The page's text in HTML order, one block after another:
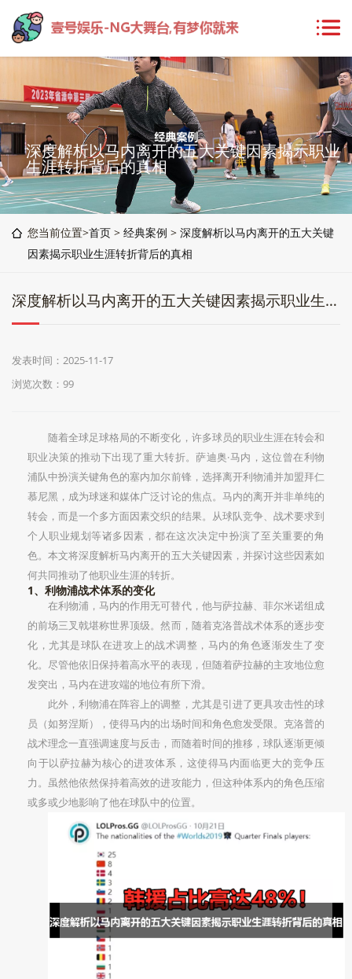
深度解析以马内离开的五大关键因素揭示职业
生涯转折背后的真相
您当前位置>首页 > 经典案例 > 深度解析以马内离开的五大关键
因素揭示职业生涯转折背后的真相
深度解析以马内离开的五大关键因素揭示职业生涯转折背后的真相
发表时间：2025-11-17
浏览次数：99
随着全球足球格局的不断变化，许多球员的职业生涯在转会和
职业决策的推动下出现了重大转折。萨迪奥·马内，这位曾在利物
浦队中扮演关键角色的塞内加尔前锋，选择离开利物浦并加盟拜仁
慕尼黑，成为球迷和媒体广泛讨论的焦点。马内的离开并非单纯的
转会，而是一个多方面因素交织的结果。从球队竞争、战术要求到
个人职业规划等诸多因素，都在这次决定中扮演了至关重要的角
色。本文将深度解析马内离开的五大关键因素，并探讨这些因素如
何共同推动了他职业生涯的转折。
1、利物浦战术体系的变化
在利物浦，马内的作用无可替代，他与萨拉赫、菲尔米诺组成
的前场三叉戟堪称世界顶级。然而，随着克洛普战术体系的逐步变
化，尤其是球队在进攻上的战术调整，马内的角色逐渐发生了变
化。尽管他依旧保持着高水平的表现，但随着萨拉赫的主攻地位愈
发突出，马内在进攻端的地位有所下滑。
此外，利物浦在阵容上的调整，尤其是引进了更具攻击性的球
员（如努涅斯），使得马内的出场时间和角色愈发受限。克洛普的
战术理念一直强调速度与反击，而随着时间的推移，球队逐渐更倾
向于以萨拉赫为核心的进攻体系，这使得马内面临更大的竞争压
力。虽然他依然保持着高效的进攻能力，但这种体系内的角色压缩
或多或少地影响了他在球队中的位置。